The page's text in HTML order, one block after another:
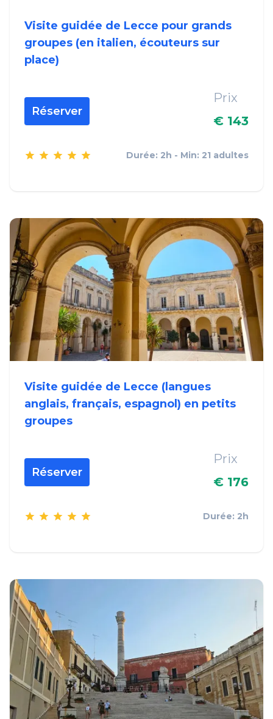
Visite guidée de Lecce pour grands
groupes (en italien, écouteurs sur
place)
Réserver
Prix
€ 143
Durée: 2h - Min: 21 adultes
Visite guidée de Lecce (langues
anglais, français, espagnol) en petits
groupes
Réserver
Prix
€ 176
Durée: 2h